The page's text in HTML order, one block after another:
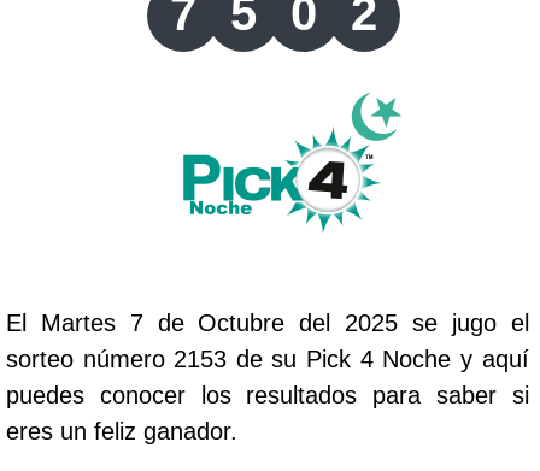
7 5 0 2
El Martes 7 de Octubre del 2025 se jugo el
sorteo número 2153 de su Pick 4 Noche y aquí
puedes conocer los resultados para saber si
eres un feliz ganador.